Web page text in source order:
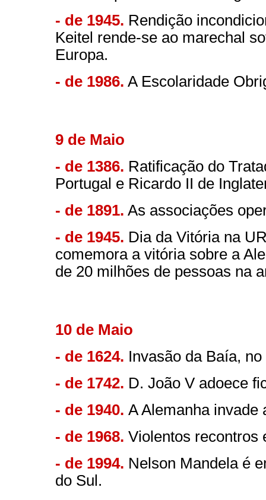
- de 1945. Rendição
Keitel rende-se ao marechal
Europa.
- de 1986. A Escolaridade
9 de Maio
- de 1386. Ratificação do
Portugal e Ricardo II de
- de 1891. As associações
- de 1945. Dia da Vitória na
comemora a vitória sobre a
de 20 milhões de pessoas na
10 de Maio
- de 1624. Invasão da Baía,
- de 1742. D. João V adoece
- de 1940. A Alemanha invade
- de 1968. Violentos recontros
- de 1994. Nelson Mandela é
do Sul.